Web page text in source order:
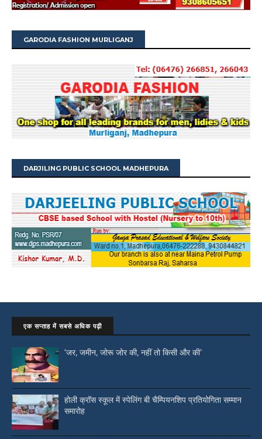
GARODIA FASHION MURLIGANJ
DARJILING PUBLIC SCHOOL MADHEPURA
एक सप्ताह में सबसे अधिक पढ़ी
‘जर, जमीन, जोरू जोर की, नहीं तो किसी और की’
होली क्रॉस स्कूल में स्पेलिंग बी चैम्पियनशिप प्रतियोगिता सम्मान
समारोह